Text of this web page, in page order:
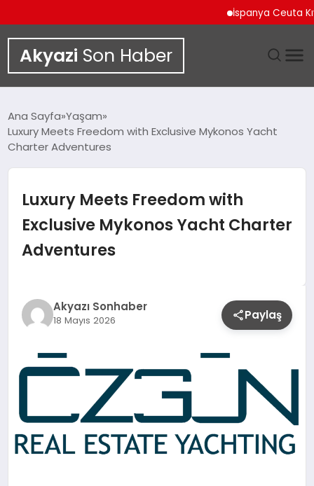
İspanya Ceuta
Akyazi Son Haber
SIYASET
SPOR
YAŞAM
Ana Sayfa Yaşam
Luxury Meets Freedom with Exclusive Mykonos Yacht
Charter Adventures
Luxury Meets Freedom with
Exclusive Mykonos Yacht Charter
Adventures
Akyazı Sonhaber
18 Mayıs 2026 Paylaş